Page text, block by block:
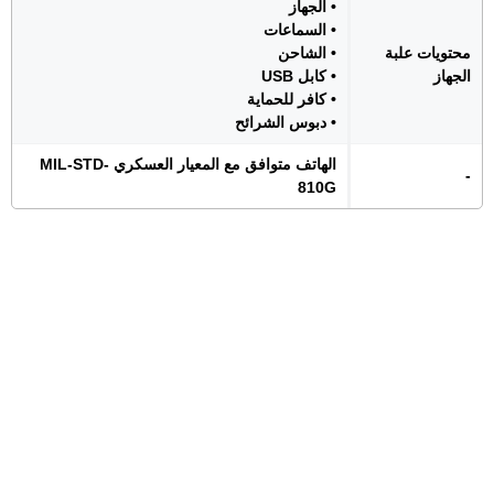
محتويات علبة
الجهاز
• الجهاز
• السماعات
• الشاحن
• كابل USB
• كافر للحماية
• دبوس الشرائح
-
الهاتف متوافق مع المعيار العسكري MIL-STD-
810G